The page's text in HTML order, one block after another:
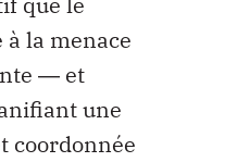
à la menace
― et
une
coordonnée